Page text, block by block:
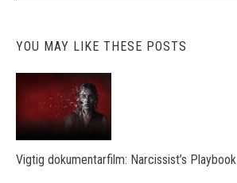
YOU MAY LIKE THESE POSTS
Vigtig dokumentarfilm: Narcissist’s Playbook